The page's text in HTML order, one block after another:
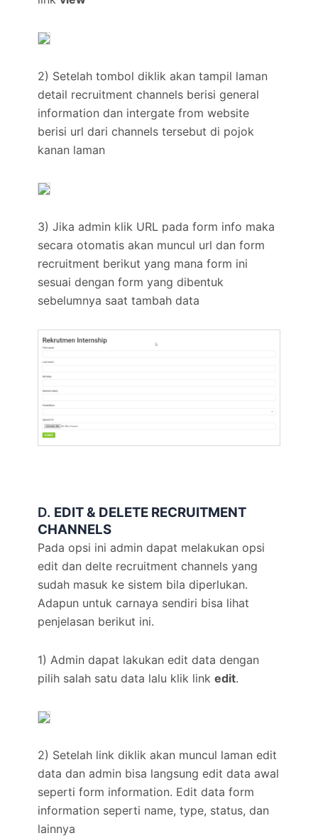
2) Setelah tombol diklik akan tampil laman
detail recruitment channels berisi general
information dan intergate from website
berisi url dari channels tersebut di pojok
kanan laman
3) Jika admin klik URL pada form info maka
secara otomatis akan muncul url dan form
recruitment berikut yang mana form ini
sesuai dengan form yang dibentuk
sebelumnya saat tambah data
D. EDIT & DELETE RECRUITMENT
CHANNELS
Pada opsi ini admin dapat melakukan opsi
edit dan delte recruitment channels yang
sudah masuk ke sistem bila diperlukan.
Adapun untuk carnaya sendiri bisa lihat
penjelasan berikut ini.
1) Admin dapat lakukan edit data dengan
pilih salah satu data lalu klik link edit.
2) Setelah link diklik akan muncul laman edit
data dan admin bisa langsung edit data awal
seperti form information. Edit data form
information seperti name, type, status, dan
lainnya